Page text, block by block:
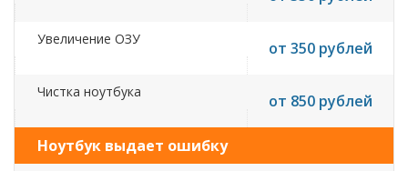
Увеличение ОЗУ от 350 рублей
Чистка ноутбука от 850 рублей
Ноутбук выдает ошибку